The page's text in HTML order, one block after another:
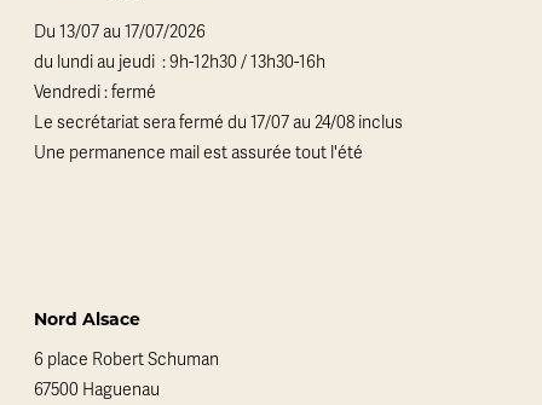
Du 13/07 au 17/07/2026
du lundi au jeudi : 9h-12h30 / 13h30-16h
Vendredi : fermé
Le secrétariat sera fermé du 17/07 au 24/08 inclus
Une permanence mail est assurée tout l'été
Nord Alsace
6 place Robert Schuman
67500 Haguenau